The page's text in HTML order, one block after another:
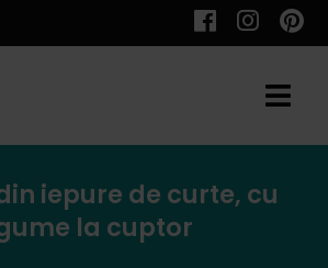
iepure de curte, cu
la cuptor